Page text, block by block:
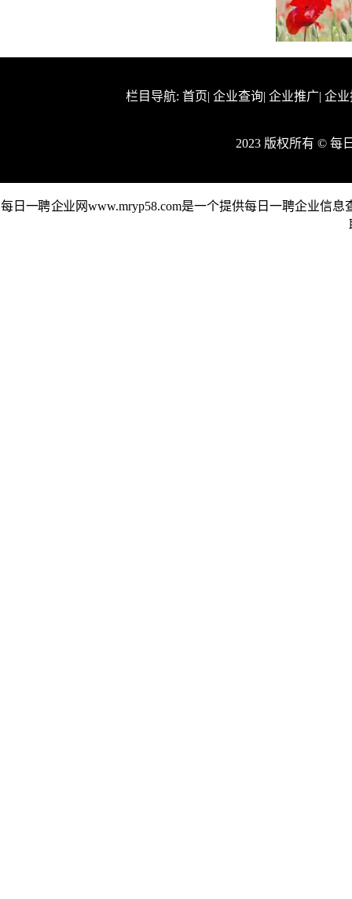
栏目导航: 首页| 企业查询| 企业推广| 企
2023 版权所有 © 每
每日一聘企业网www.mryp58.com是一个提供每日一聘企业信